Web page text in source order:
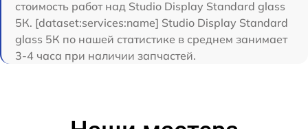
стоимость работ над Studio Display Standard glass
5К. [dataset:services:name] Studio Display Standard
glass 5К по нашей статистике в среднем занимает
3-4 часа при наличии запчастей.